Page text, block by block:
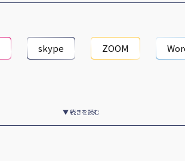
skype ZOOM
▼ 続きを読む